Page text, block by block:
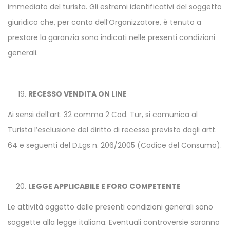
immediato del turista. Gli estremi identificativi del soggetto
giuridico che, per conto dell’Organizzatore, è tenuto a
prestare la garanzia sono indicati nelle presenti condizioni
generali.
RECESSO VENDITA ON LINE
Ai sensi dell’art. 32 comma 2 Cod. Tur, si comunica al
Turista l’esclusione del diritto di recesso previsto dagli artt.
64 e seguenti del D.Lgs n. 206/2005 (Codice del Consumo).
LEGGE APPLICABILE E FORO COMPETENTE
Le attività oggetto delle presenti condizioni generali sono
soggette alla legge italiana. Eventuali controversie saranno